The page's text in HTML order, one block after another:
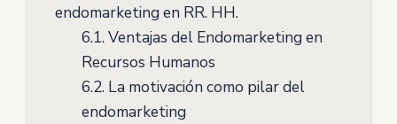
endomarketing en RR. HH.
6.1.Ventajas del Endomarketing en
Recursos Humanos
6.2.La motivación como pilar del
endomarketing